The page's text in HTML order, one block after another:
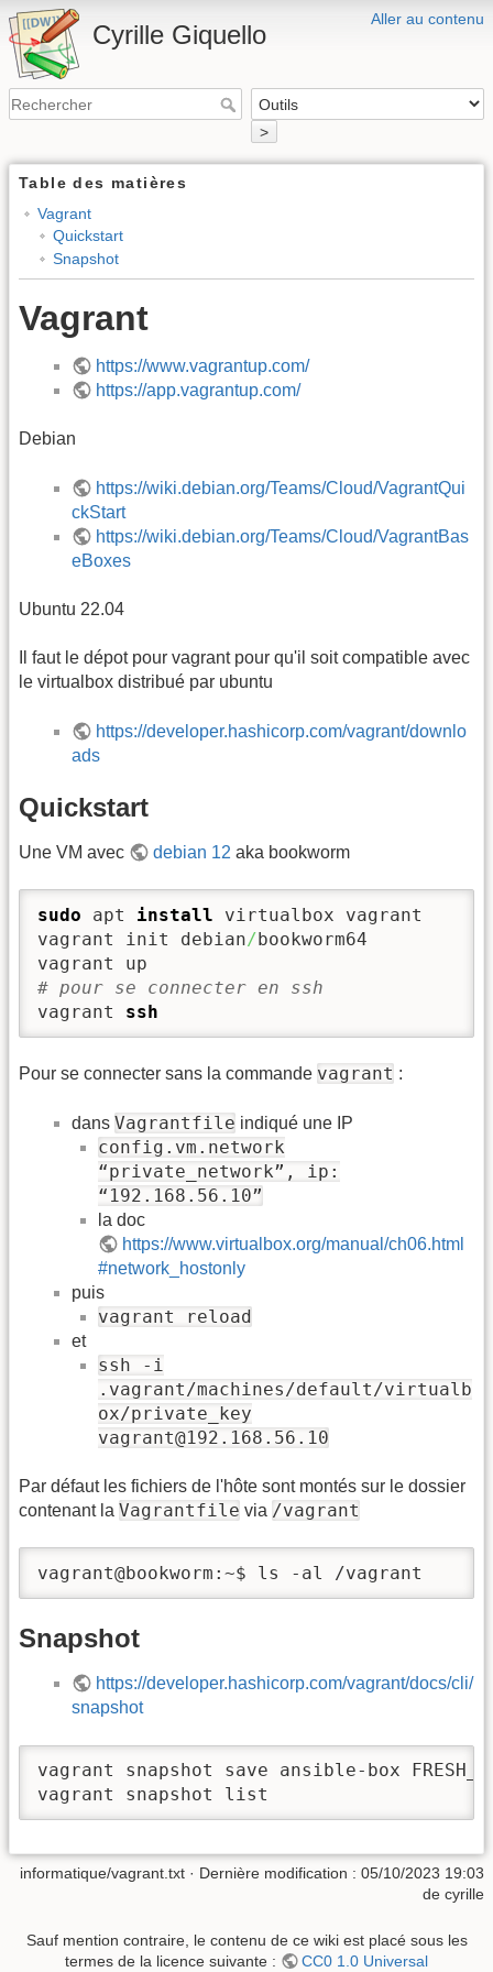
Aller au contenu
Cyrille Giquello
>
Table des matières
Vagrant
Quickstart
Snapshot
Vagrant
https://www.vagrantup.com/
https://app.vagrantup.com/
Debian
https://wiki.debian.org/Teams/Cloud/VagrantQui
ckStart
https://wiki.debian.org/Teams/Cloud/VagrantBas
eBoxes
Ubuntu 22.04
Il faut le dépot pour vagrant pour qu'il soit compatible avec
le virtualbox distribué par ubuntu
https://developer.hashicorp.com/vagrant/downlo
ads
Quickstart
Une VM avec debian 12 aka bookworm
sudo apt install virtualbox vagrant
vagrant init debian/bookworm64
# pour se connecter en ssh
vagrant ssh
Pour se connecter sans la commande vagrant :
dans Vagrantfile indiqué une IP
config.vm.network
“private_network”, ip:
“192.168.56.10”
la doc
https://www.virtualbox.org/manual/ch06.html
#network_hostonly
puis
vagrant reload
et
ssh -i
.vagrant/machines/default/virtualb
ox/private_key
vagrant@192.168.56.10
Par défaut les fichiers de l'hôte sont montés sur le dossier
contenant la Vagrantfile via /vagrant
vagrant@bookworm:~$ ls -al /vagrant
Snapshot
https://developer.hashicorp.com/vagrant/docs/cli/
snapshot
vagrant snapshot save ansible-box
vagrant snapshot list
informatique/vagrant.txt · Dernière modification : 05/10/2023 19:03
de cyrille
Sauf mention contraire, le contenu de ce wiki est placé sous les
termes de la licence suivante :
CC0 1.0 Universal